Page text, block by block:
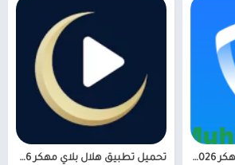
تحميل برنامج SkyVPN مهكر 2026 للاندرويد تحميل تطبيق هلال بلاي مهكر 2026 HilalPlay من ميديا فاير